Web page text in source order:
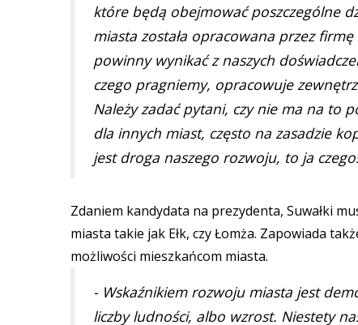
które będą obejmować poszczególne
miasta została opracowana przez
powinny wynikać z naszych
czego pragniemy, opracowuje
Należy zadać pytani, czy nie ma na to
dla innych miast, często na zasadzie
jest droga naszego rozwoju, to ja
Zdaniem kandydata na prezydenta, Suwałki
miasta takie jak Ełk, czy Łomża. Zapowiada
możliwości mieszkańcom miasta.
- Wskaźnikiem rozwoju miasta jest
liczby ludności, albo wzrost. Niestety